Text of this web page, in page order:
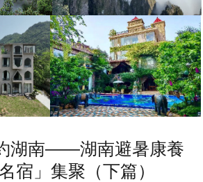
湖南——湖南避暑康養
宿」集聚（下篇）